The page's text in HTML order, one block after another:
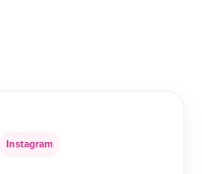
Instagram